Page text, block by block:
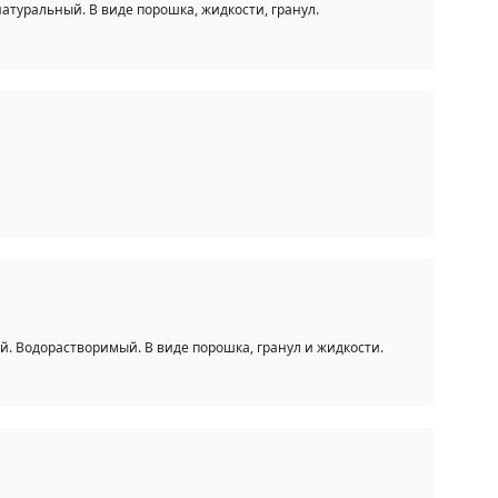
В виде порошка, жидкости, гранул.
Водорастворимый. В виде порошка, гранул и жидкости.